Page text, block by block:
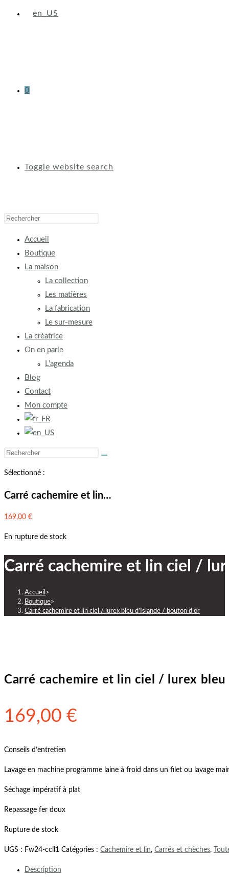
0
Toggle website search
Accueil
Boutique
La maison
La collection
Les matières
La fabrication
Le sur-mesure
La créatrice
On en parle
L’agenda
Blog
Contact
Mon compte
Sélectionné :
Carré cachemire et lin…
169,00 €
En rupture de stock
Carré cachemire et lin ciel /
Accueil >
Boutique>
Carré cachemire et lin ciel / lurex bleu d’Islande / bouton d’or
Carré cachemire et lin ciel / lurex bleu
169,00 €
Conseils d’entretien
Lavage en machine programme laine à froid dans un filet ou lavage
Séchage impératif à plat
Repassage fer doux
Rupture de stock
UGS : Fw24-ccll1 Catégories : Cachemire et lin, Carrés et chèches,
Description